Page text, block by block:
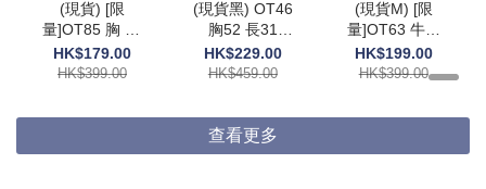
(現貨) [限
量]OT85 胸 55
腰56 HIP70 長
32$399 (DP)
HK$179.00
HK$399.00
(現貨黑) OT46
胸52 長31
$459 (DP)
HK$229.00
HK$459.00
(現貨M) [限
量]OT63 牛仔
褲 S 腰26
HIP47 長41.5
HK$199.00
HK$399.00
查看更多